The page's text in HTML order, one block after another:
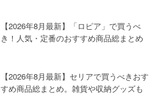
【2026年8月最新】「ロピア」で買うべ
き！人気・定番のおすすめ商品総まとめ
【2026年8月最新】セリアで買うべきおす
すめ商品総まとめ。雑貨や収納グッズも